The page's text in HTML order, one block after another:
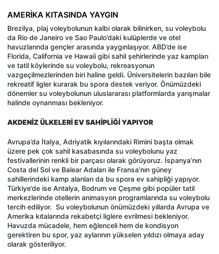
AMERİKA KITASINDA YAYGIN
Brezilya, plaj voleybolunun kalbi olarak bilinirken, su voleybolu
da Rio de Janeiro ve Sao Paulo’daki kulüplerde ve otel
havuzlarında gençler arasında yaygınlaşıyor. ABD’de ise
Florida, California ve Hawaii gibi sahil şehirlerinde yaz kampları
ve tatil köylerinde su voleybolu, rekreasyonun
vazgeçilmezlerinden biri haline geldi. Üniversitelerin bazıları bile
rekreatif ligler kurarak bu spora destek veriyor. Önümüzdeki
dönemler su voleybolunun uluslararası platformlarda yarışmalar
halinde oynanması bekleniyor.
AKDENİZ ÜLKELERİ EV SAHİPLİĞİ YAPIYOR
Avrupa’da İtalya, Adriyatik kıyılarındaki Rimini başta olmak
üzere pek çok sahil kasabasında su voleybolunu yaz
festivallerinin renkli bir parçası olarak görüyoruz. İspanya’nın
Costa del Sol ve Balear Adaları ile Fransa’nın güney
sahillerindeki kamp alanları da bu spora ev sahipliği yapıyor.
Türkiye’de ise Antalya, Bodrum ve Çeşme gibi popüler tatil
merkezlerinde otellerin animasyon programlarında su voleybolu
tercih ediliyor. Su voleybolunun önümüzdeki yıllarda Avrupa ve
Amerika kıtalarında rekabetçi liglere evrilmesi bekleniyor.
Havuzda mücadele, hem eğlenceli hem de kondisyon
gerektiren bu spor, yaz aylarının yükselen yıldızı olmaya aday
olarak gösteriliyor.